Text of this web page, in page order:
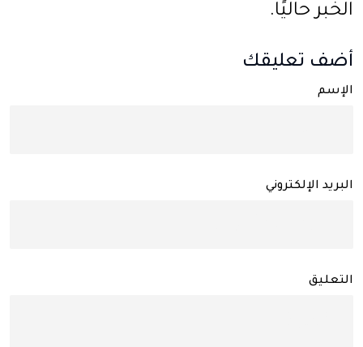
الخبر حاليًا.
أضف تعليقك
الإسم
البريد الإلكتروني
التعليق